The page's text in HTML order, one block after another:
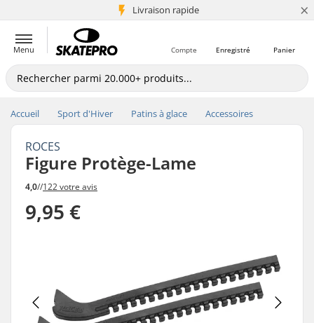
Livraison rapide
+5 mio de clients ×
Menu Panier
Enregistré
Compte
Accueil Sport d'Hiver Patins à glace Accessoires
ROCES
Figure Protège-Lame
4,0//122 votre avis
9,95 €